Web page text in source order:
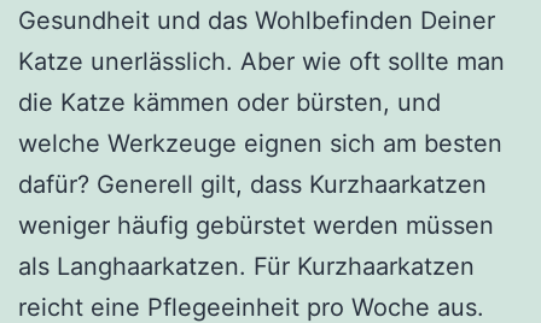
Gesundheit und das Wohlbefinden Deiner
Katze unerlässlich. Aber wie oft sollte man
die Katze kämmen oder bürsten, und
welche Werkzeuge eignen sich am besten
dafür? Generell gilt, dass Kurzhaarkatzen
weniger häufig gebürstet werden müssen
als Langhaarkatzen. Für Kurzhaarkatzen
reicht eine Pflegeeinheit pro Woche aus.